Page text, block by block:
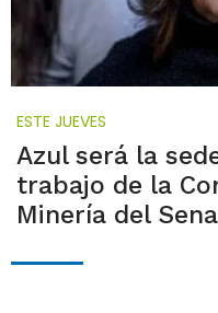
ESTE JUEVES
Azul será la
trabajo de la
Minería del